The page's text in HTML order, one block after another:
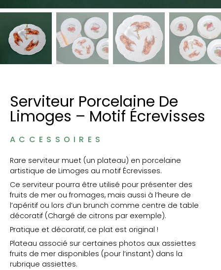
Serviteur Porcelaine De
Limoges – Motif Écrevisses
ACCESSOIRES
Rare serviteur muet (un plateau) en porcelaine
artistique de Limoges au motif Écrevisses.
Ce serviteur pourra être utilisé pour présenter des
fruits de mer ou fromages, mais aussi à l’heure de
l’apéritif ou lors d’un brunch comme centre de table
décoratif (Chargé de citrons par exemple).
Pratique et décoratif, ce plat est original !
Plateau associé sur certaines photos aux assiettes
fruits de mer disponibles (pour l’instant) dans la
rubrique assiettes.